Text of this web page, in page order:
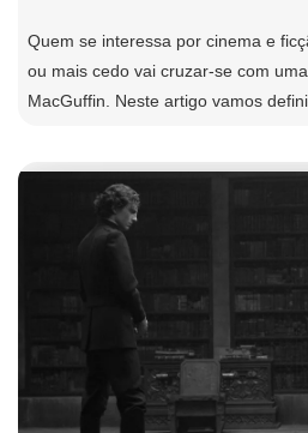
Quem se interessa por cinema e
ou mais cedo vai cruzar-se com
MacGuffin. Neste artigo vamos